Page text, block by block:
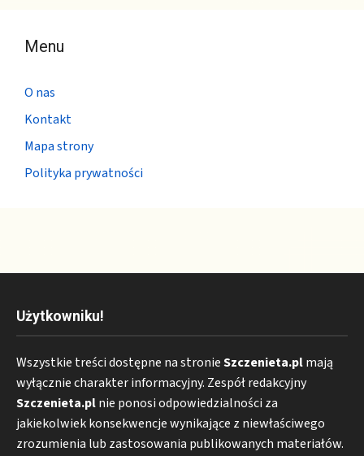
Menu
O nas
Kontakt
Mapa strony
Polityka prywatności
Użytkowniku!
Wszystkie treści dostępne na stronieSzczenieta.plmają
wyłącznie charakter informacyjny. Zespół redakcyjny
Szczenieta.plnie ponosi odpowiedzialności za
jakiekolwiek konsekwencje wynikające z niewłaściwego
zrozumienia lub zastosowania publikowanych materiałów.